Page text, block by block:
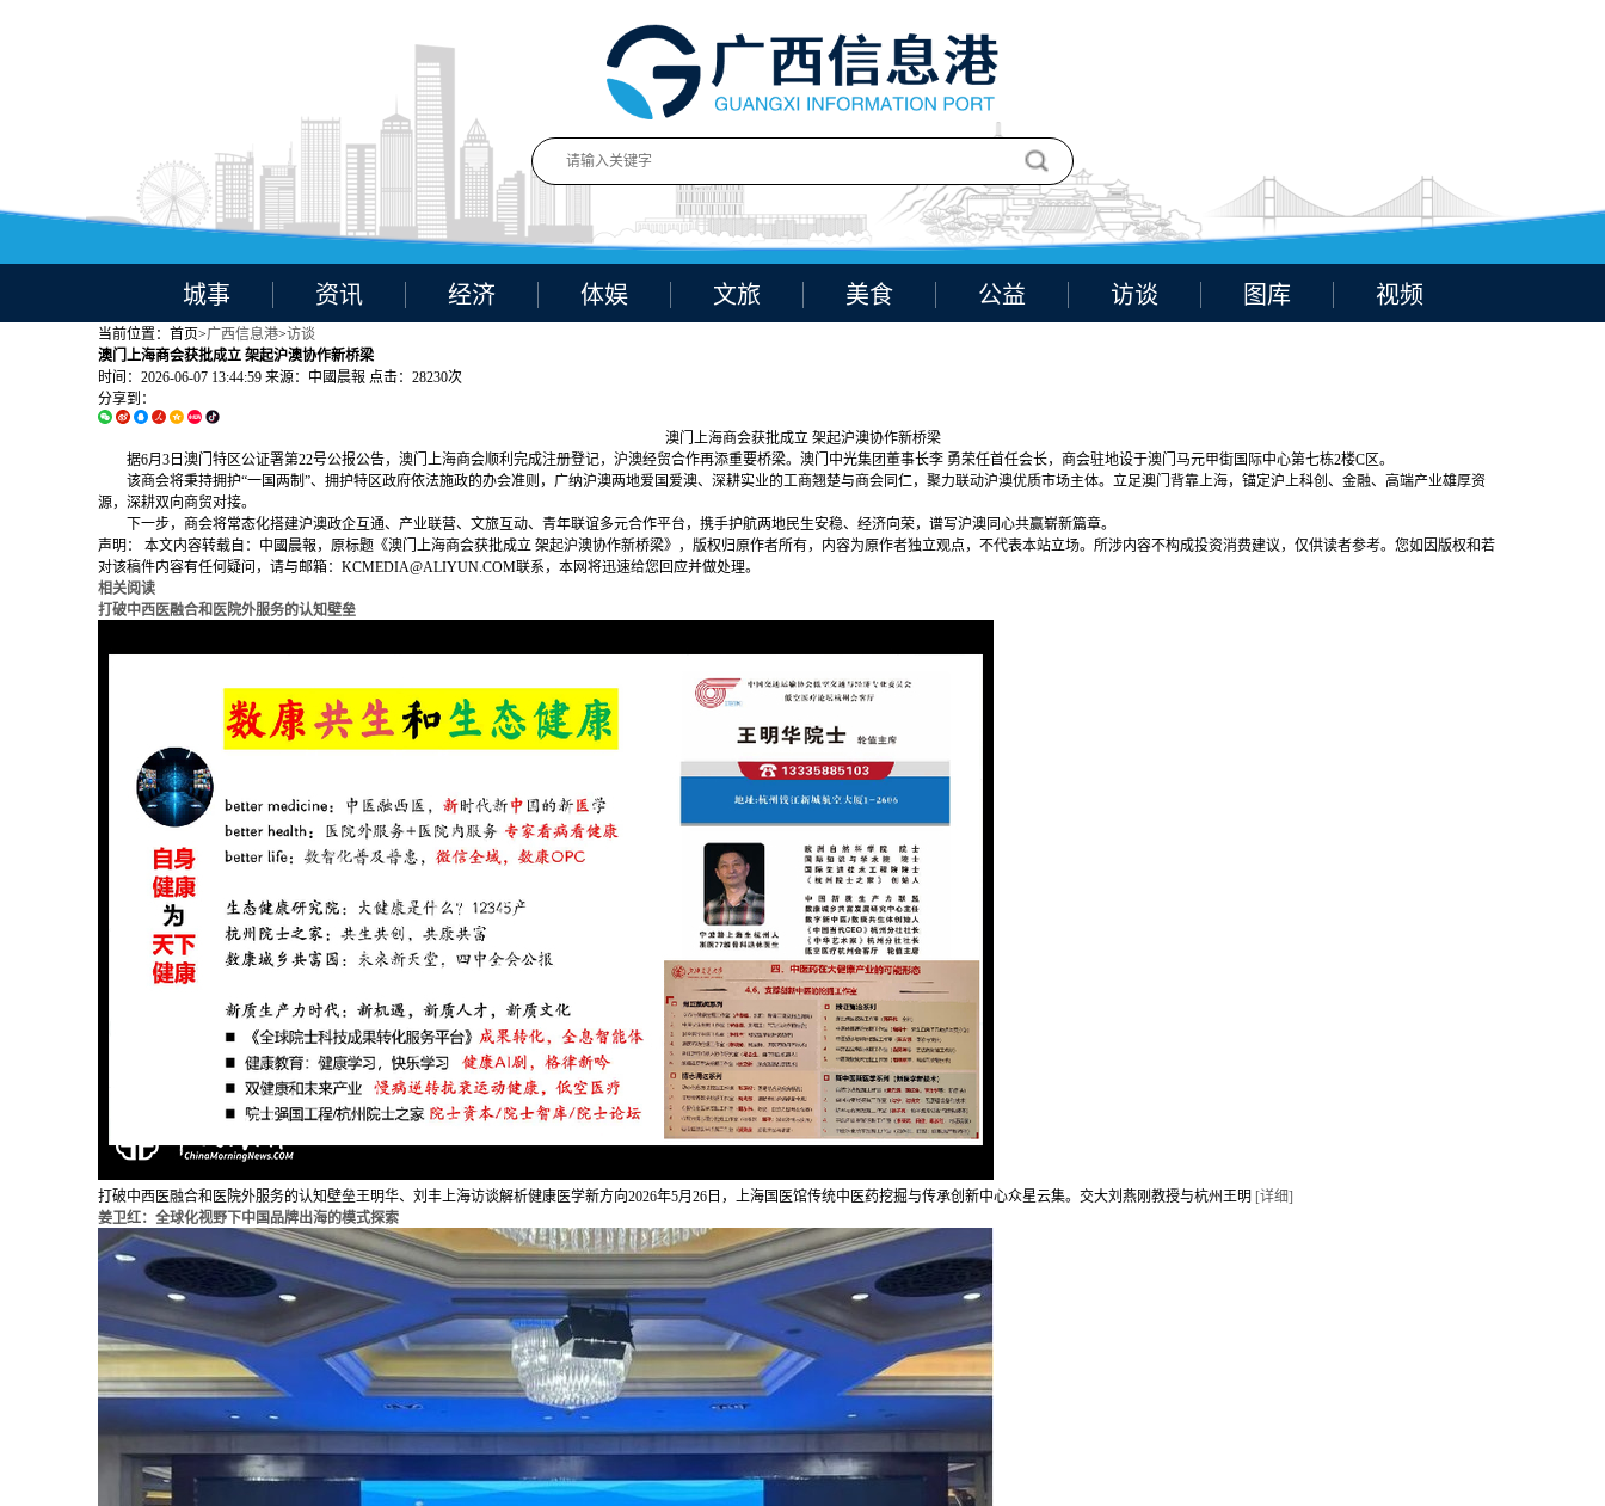
城事 资讯 经济 体娱 文旅 美食 公益 访谈 图库 视频
当前位置：首页>广西信息港>访谈
澳门上海商会获批成立 架起沪澳协作新桥梁
时间：2026-06-07 13:44:59 来源：中國晨報 点击：28230次
分享到：
澳门上海商会获批成立 架起沪澳协作新桥梁
据6月3日澳门特区公证署第22号公报公告，澳门上海商会顺利完成注册登记，沪澳经贸合作再添重要桥梁。澳门中光集团董事长李 勇荣任首任会长，商会驻地设于澳门马元甲街国际中心第七栋2楼C区。
该商会将秉持拥护“一国两制”、拥护特区政府依法施政的办会准则，广纳沪澳两地爱国爱澳、深耕实业的工商翘楚与商会同仁，聚力联动沪澳优质市场主体。立足澳门背靠上海，锚定沪上科创、金融、高端产业雄厚资
源，深耕双向商贸对接。
下一步，商会将常态化搭建沪澳政企互通、产业联营、文旅互动、青年联谊多元合作平台，携手护航两地民生安稳、经济向荣，谱写沪澳同心共赢崭新篇章。
声明：
本文内容转载自：中國晨報，原标题《澳门上海商会获批成立 架起沪澳协作新桥梁》，版权归原作者所有，内容为原作者独立观点，不代表本站立场。所涉内容不构成投资消费建议，仅供读者参考。您如因版权和若
对该稿件内容有任何疑问，请与邮箱：KCMEDIA@ALIYUN.COM联系，本网将迅速给您回应并做处理。
相关阅读
打破中西医融合和医院外服务的认知壁垒
打破中西医融合和医院外服务的认知壁垒王明华、刘丰上海访谈解析健康医学新方向2026年5月26日，上海国医馆传统中医药挖掘与传承创新中心众星云集。交大刘燕刚教授与杭州王明 [详细]
姜卫红：全球化视野下中国品牌出海的模式探索